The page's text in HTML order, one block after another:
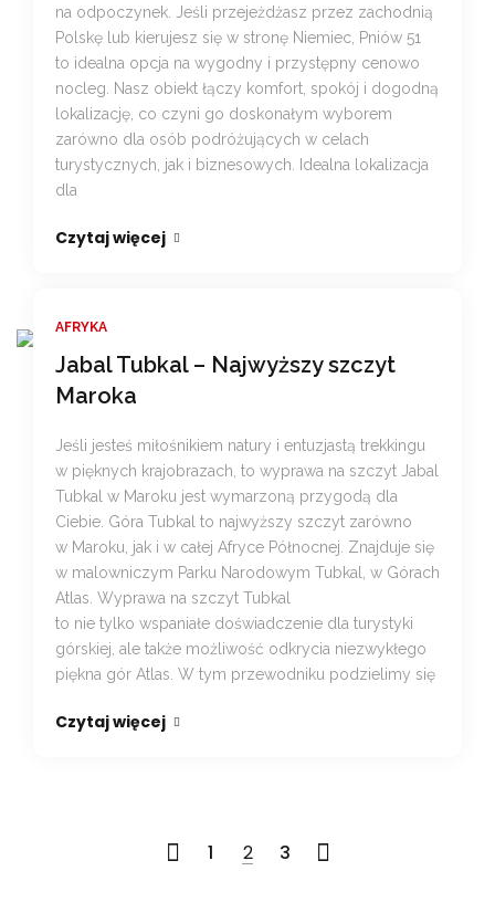
na odpoczynek. Jeśli przejeżdżasz przez zachodnią
Polskę lub kierujesz się w stronę Niemiec, Pniów 51
to idealna opcja na wygodny i przystępny cenowo
nocleg. Nasz obiekt łączy komfort, spokój i dogodną
lokalizację, co czyni go doskonałym wyborem
zarówno dla osób podróżujących w celach
turystycznych, jak i biznesowych. Idealna lokalizacja
dla
Czytaj więcej
AFRYKA
Jabal Tubkal – Najwyższy szczyt
Maroka
Jeśli jesteś miłośnikiem natury i entuzjastą trekkingu
w pięknych krajobrazach, to wyprawa na szczyt Jabal
Tubkal w Maroku jest wymarzoną przygodą dla
Ciebie. Góra Tubkal to najwyższy szczyt zarówno
w Maroku, jak i w całej Afryce Północnej. Znajduje się
w malowniczym Parku Narodowym Tubkal, w Górach
Atlas. Wyprawa na szczyt Tubkal
to nie tylko wspaniałe doświadczenie dla turystyki
górskiej, ale także możliwość odkrycia niezwykłego
piękna gór Atlas. W tym przewodniku podzielimy się
Czytaj więcej
1 2
3